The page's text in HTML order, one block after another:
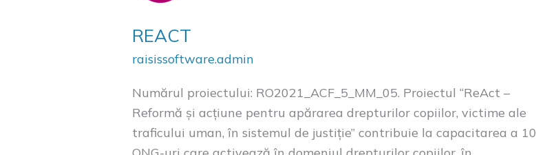
REACT
raisissoftware.admin
Numărul proiectului: RO2021_ACF_5_MM_05. Proiectul “ReAct –
Reformă și acțiune pentru apărarea drepturilor copiilor, victime ale
traficului uman, în sistemul de justiție” contribuie la capacitarea a 10